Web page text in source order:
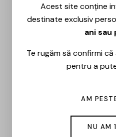
Acest site conține
destinate exclusiv
ani sau
Te rugăm să confirmi
pentru a
AM
NU AM